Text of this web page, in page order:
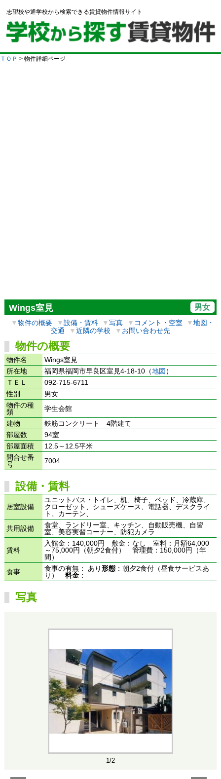
志望校や通学校から検索できる賃貸物件情報サイト
ＴＯＰ > 物件詳細ページ
Wings室見 男女
▼物件の概要 ▼設備・賃料 ▼写真 ▼ コメント・空室 ▼地図・
交通
▼近隣の学校 ▼ お問い合わせ先
物件の概要
物件名
Wings室見
所在地
福岡県福岡市早良区室見4-18-10（地図 ）
ＴＥＬ
092-715-6711
性別
男女
物件の種
類
学生会館
建物
鉄筋コンクリート 4階建て
部屋数
94室
部屋面積
12.5～12.5平米
問合せ番
号
7004
設備・賃料
居室設備
ユニットバス・トイレ、机、椅子、ベッド、冷蔵庫、
クローゼット、シューズケース、電話器、デスクライ
ト、カーテン、
共用設備
食堂、ランドリー室、キッチン、自動販売機、自習
室、美容実習コーナー、防犯カメラ
賃料
入館金：140,000円 敷金：なし 室料：月額64,000
～75,000円（朝夕2食付） 管理費：150,000円（年
間）
食事
食事の有無： あり形態 ：朝夕2食付（昼食サービスあ
り）料金 ：
写真
1/2